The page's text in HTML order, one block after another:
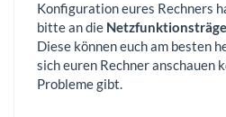
Konfiguration eures Rechners
bitte an die
Diese können euch am besten
sich euren Rechner anschauen
Probleme gibt.